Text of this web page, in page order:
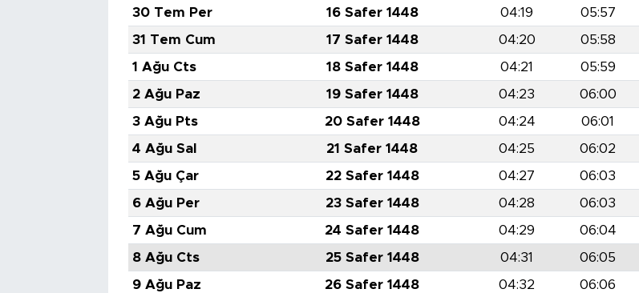
30 Tem Per
16 Safer 1448 04:19 05:57
31 Tem Cum
17 Safer 1448 04:20 05:58
1 Ağu Cts
18 Safer 1448 04:21 05:59
2 Ağu Paz
19 Safer 1448 04:23 06:00
3 Ağu Pts
20 Safer 1448 04:24 06:01
4 Ağu Sal
21 Safer 1448 04:25 06:02
5 Ağu Çar
22 Safer 1448 04:27 06:03
6 Ağu Per
23 Safer 1448 04:28 06:03
7 Ağu Cum
24 Safer 1448 04:29 06:04
8 Ağu Cts
25 Safer 1448 04:31 06:05
9 Ağu Paz
26 Safer 1448 04:32 06:06